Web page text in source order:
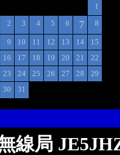
1
2
3 4 5 6 7 8
9 10 11 12 13 14
15
16
17 18 19 20 21
22
23
24 25 26 27 28
29
30
31
線局